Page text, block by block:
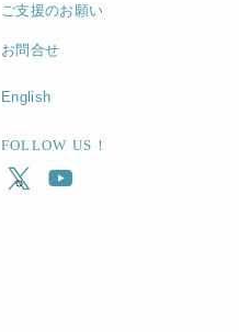
ご支援のお願い
お問合せ
English
FOLLOW US！